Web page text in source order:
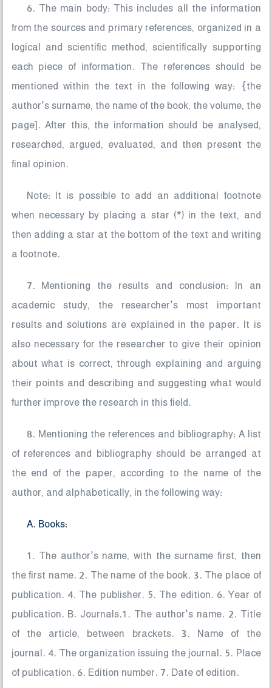
6. The main body: This includes all the information
from the sources and primary references, organized in a
logical and scientific method, scientifically supporting
each piece of information. The references should be
mentioned within the text in the following way: {the
author’s surname, the name of the book, the volume, the
page]. After this, the information should be analysed,
researched, argued, evaluated, and then present the
final opinion.
Note: It is possible to add an additional footnote
when necessary by placing a star (*) in the text, and
then adding a star at the bottom of the text and writing
a footnote.
7. Mentioning the results and conclusion: In an
academic study, the researcher’s most important
results and solutions are explained in the paper. It is
also necessary for the researcher to give their opinion
about what is correct, through explaining and arguing
their points and describing and suggesting what would
further improve the research in this field.
8. Mentioning the references and bibliography: A list
of references and bibliography should be arranged at
the end of the paper, according to the name of the
author, and alphabetically, in the following way:
A. Books:
1. The author’s name, with the surname first, then
the first name. 2. The name of the book. 3. The place of
publication. 4. The publisher. 5. The edition. 6. Year of
publication. B. Journals.1. The author’s name. 2. Title
of the article, between brackets. 3. Name of the
journal. 4. The organization issuing the journal. 5. Place
of publication. 6. Edition number. 7. Date of edition.